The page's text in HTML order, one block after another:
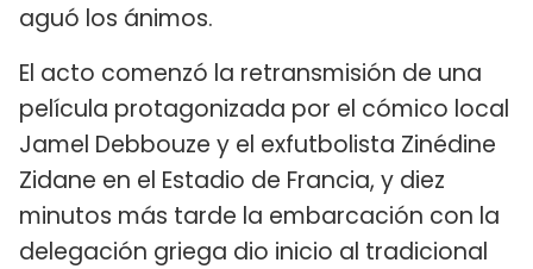
aguó los ánimos.
El acto comenzó la retransmisión de una
película protagonizada por el cómico local
Jamel Debbouze y el exfutbolista Zinédine
Zidane en el Estadio de Francia, y diez
minutos más tarde la embarcación con la
delegación griega dio inicio al tradicional